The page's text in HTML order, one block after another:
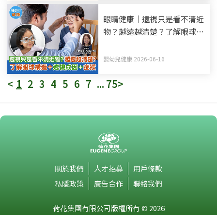
眼睛健康｜遠視只是看不清近
物？越遠越清楚？了解眼球構
嬰幼兒健康 2026-06-16
< 1 2 3 4 5 6 7 ... 75>
關於我們 人才招募
用戶條款
私隱政策
廣告合作 聯絡我們
荷花集團有限公司版權所有 © 2026